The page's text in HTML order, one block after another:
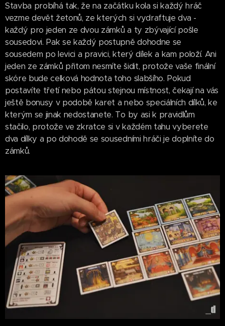
Stavba probíhá tak, že na začátku kola si každý hráč
vezme devět žetonů, ze kterých si vydraftuje dva -
každý pro jeden ze dvou zámků a ty zbývající pošle
sousedovi. Pak se každý postupně dohodne se
sousedem po levici a pravici, který dílek a kam položí. Ani
jeden ze zámků přitom nesmíte šidit, protože vaše finální
skóre bude celková hodnota toho slabšího. Pokud
postavíte třetí nebo pátou stejnou místnost, čekají na vás
ještě bonusy v podobě karet a nebo speciálních dílků, ke
kterým se jinak nedostanete. To by asi k pravidlům
stačilo, protože ve zkratce si v každém tahu vyberete
dva dílky a po dohodě se sousedními hráči je doplníte do
zámků.